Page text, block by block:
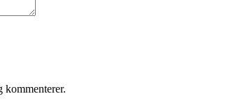
kommenterer.